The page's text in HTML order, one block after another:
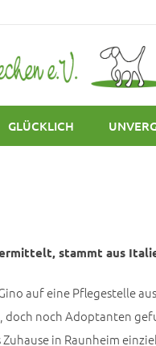
GLÜCKLICH
stammt aus
auf eine Pflegestelle
doch noch Adoptanten
in Raunheim